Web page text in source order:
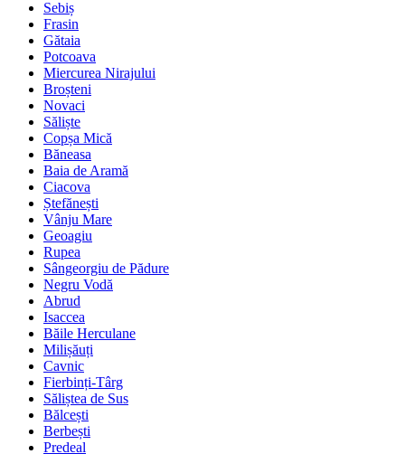
Sebiș
Frasin
Gătaia
Potcoava
Miercurea Nirajului
Broșteni
Novaci
Săliște
Copșa Mică
Băneasa
Baia de Aramă
Ciacova
Ștefănești
Vânju Mare
Geoagiu
Rupea
Sângeorgiu de Pădure
Negru Vodă
Abrud
Isaccea
Băile Herculane
Milișăuți
Cavnic
Fierbinți-Târg
Săliștea de Sus
Bălcești
Berbești
Predeal